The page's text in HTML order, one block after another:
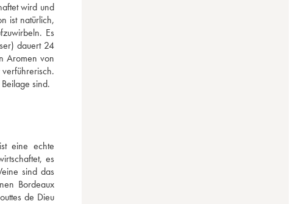
wird und
ist natürlich,
Es
dauert 24
Aromen von
sind.
eine echte
es
sind das
Bordeaux
de Dieu